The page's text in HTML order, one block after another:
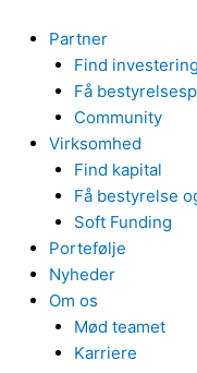
indholdet
Partner
Find
Få
Community
Virksomhed
Find kapital
Få bestyrelse
Soft Funding
Portefølje
Nyheder
Om os
Mød teamet
Karriere